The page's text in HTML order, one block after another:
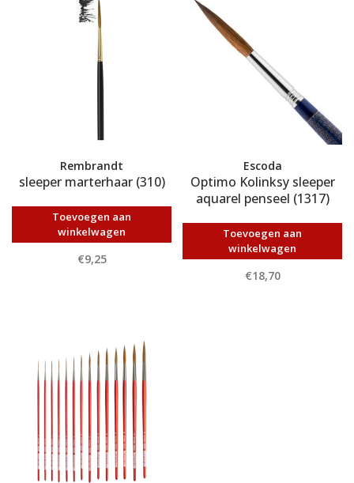
Rembrandt
sleeper marterhaar (310)
Toevoegen aan
winkelwagen
€9,25
Escoda
Optimo Kolinksy sleeper
aquarel penseel (1317)
Toevoegen aan
winkelwagen
€18,70